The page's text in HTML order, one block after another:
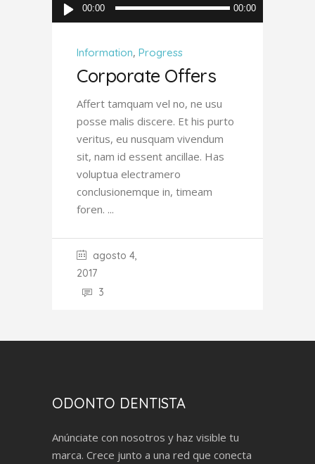
Reproductor
de
00:00 00:00
Information, Progress
Corporate Offers
Affert tamquam vel no, ne usu
posse malis discere. Et his purto
veritus, eu nusquam vivendum
sit, nam id essent ancillae. Has
voluptua electramero
conclusionemque in, timeam
foren.
agosto 4,
2017
3
ODONTO DENTISTA
Anúnciate con nosotros y haz visible tu
marca. Crece junto a una red que conecta